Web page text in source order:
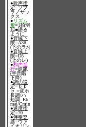
●歌声指
定=ソプ
ラノサッ
クス
● リズム
形=1拍弱
起■語る
ように
●音域下
限=A3#
(下のラ♯)
●音域上
限=D5
(上のレ)
●和声進
行=妖艶
(半音階
下降)
●調の設
定=♭♭
♭ =変ホ
長調/ハ
短調=Eb
maj/Cmin
●速度指
定=70
●伴奏楽
器=ヴァ
イオリン